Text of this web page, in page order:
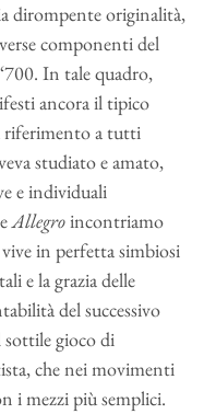
dirompente originalità,
componenti del
In tale quadro,
ancora il tipico
riferimento a tutti
studiato e amato,
e individuali
Allegroincontriamo
in perfetta simbiosi
e la grazia delle
del successivo
sottile gioco di
che nei movimenti
i mezzi più semplici.